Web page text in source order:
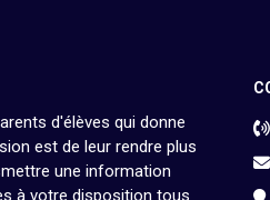
d'élèves qui donne
est de leur rendre plus
une information
à votre disposition tous